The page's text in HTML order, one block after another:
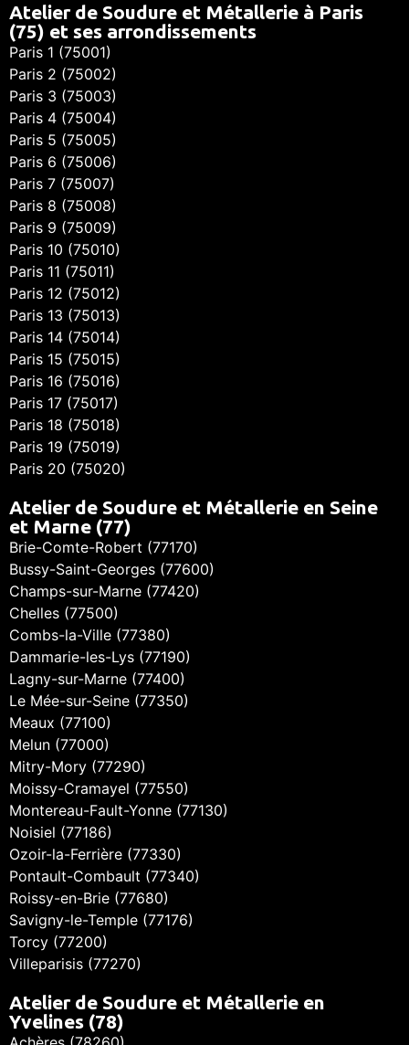
Atelier de Soudure et Métallerie à Paris
(75) et ses arrondissements
Paris 1 (75001)
Paris 2 (75002)
Paris 3 (75003)
Paris 4 (75004)
Paris 5 (75005)
Paris 6 (75006)
Paris 7 (75007)
Paris 8 (75008)
Paris 9 (75009)
Paris 10 (75010)
Paris 11 (75011)
Paris 12 (75012)
Paris 13 (75013)
Paris 14 (75014)
Paris 15 (75015)
Paris 16 (75016)
Paris 17 (75017)
Paris 18 (75018)
Paris 19 (75019)
Paris 20 (75020)
Atelier de Soudure et Métallerie en Seine
et Marne (77)
Brie-Comte-Robert (77170)
Bussy-Saint-Georges (77600)
Champs-sur-Marne (77420)
Chelles (77500)
Combs-la-Ville (77380)
Dammarie-les-Lys (77190)
Lagny-sur-Marne (77400)
Le Mée-sur-Seine (77350)
Meaux (77100)
Melun (77000)
Mitry-Mory (77290)
Moissy-Cramayel (77550)
Montereau-Fault-Yonne (77130)
Noisiel (77186)
Ozoir-la-Ferrière (77330)
Pontault-Combault (77340)
Roissy-en-Brie (77680)
Savigny-le-Temple (77176)
Torcy (77200)
Villeparisis (77270)
Atelier de Soudure et Métallerie en
Yvelines (78)